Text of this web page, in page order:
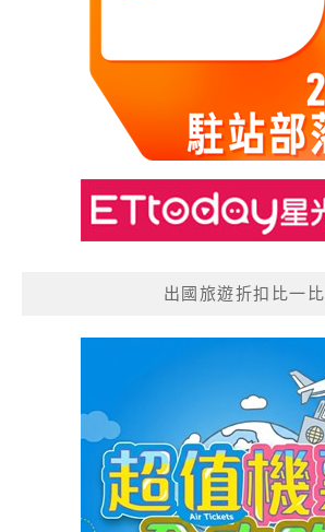
出國旅遊折扣比一比